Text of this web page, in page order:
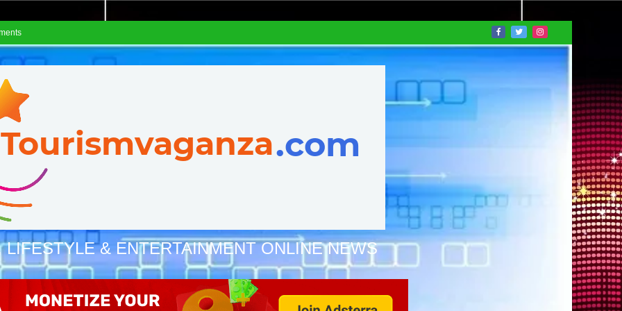
LIFESTYLE & ENTERTAINMENT ONLINE NEWS